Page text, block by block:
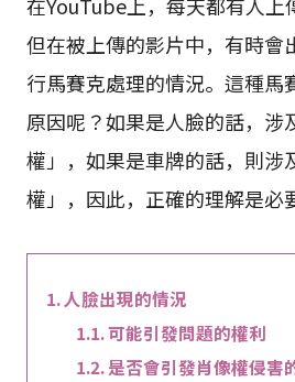
但在被上傳的影片中，有時會
行馬賽克處理的情況。這種馬
原因呢？如果是人臉的話，涉
權」，如果是車牌的話，則涉
權」，因此，正確的理解是必
人臉出現的情況
可能引發問題的權利
是否會引發肖像權侵害